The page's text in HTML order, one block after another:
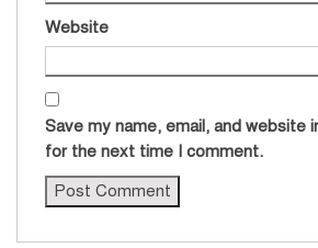
Website
Save my name, email, and website
for the next time I comment.